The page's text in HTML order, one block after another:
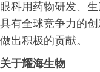
眼科用药物研发、
具有全球竞争力的
做出积极的贡献。
关于耀海生物